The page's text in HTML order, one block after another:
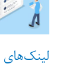
لینک‌های